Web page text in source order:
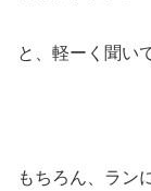
と、軽ーく聞い
もちろん、ラン